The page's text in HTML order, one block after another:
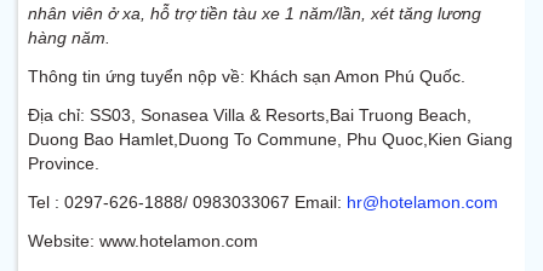
nhân viên ở xa, hỗ trợ tiền tàu xe 1 năm/lần, xét tăng lương
hàng năm.
Thông tin ứng tuyển nộp về: Khách sạn Amon Phú Quốc.
Địa chỉ: SS03, Sonasea Villa & Resorts,Bai Truong Beach,
Duong Bao Hamlet,Duong To Commune, Phu Quoc,Kien Giang
Province.
Tel : 0297-626-1888/ 0983033067 Email: hr@hotelamon.com
Website: www.hotelamon.com